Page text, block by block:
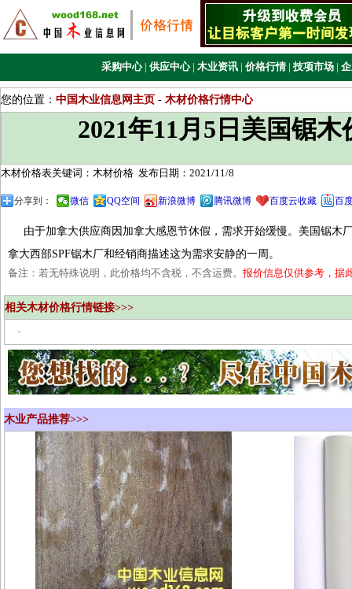
采购中心 | 供应中心 | 木业资讯 | 价格行情 | 技项市场 |
您的位置： 中国木业信息网主页 - 木材价格行情中心
2021年11月5日美国锯木
木材价格表关键词：木材价格 发布日期：2021/11/8
分享到： 微信 QQ空间 新浪微博 腾讯微博 百度云收藏 百
由于加拿大供应商因加拿大感恩节休假，需求开始缓慢。美国锯木
拿大西部SPF锯木厂和经销商描述这为需求安静的一周。
备注：若无特殊说明，此价格均不含税，不含运费。 报价信息仅供参考，据
相关木材价格行情链接>>>
·
木业产品推荐>>>